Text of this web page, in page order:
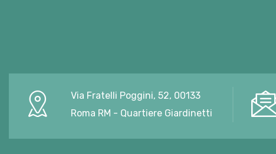
Via Fratelli Poggini, 52, 00133
Roma RM - Quartiere Giardinetti